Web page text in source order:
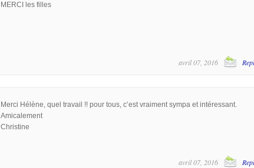
MERCI les filles
avril 07, 2016
Merci Hélène, quel travail !! pour tous, c’est vraiment sympa et intéressant.
Amicalement
Christine
avril 07, 2016